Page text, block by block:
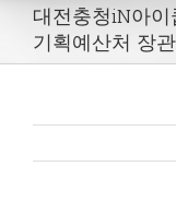
대전충청iN아이
기획예산처 장